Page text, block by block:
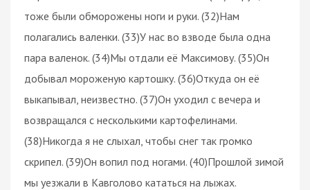
тоже были обморожены ноги и руки. (32)Нам
полагались валенки. (33)У нас во взводе была одна
пара валенок. (34)Мы отдали её Максимову. (35)Он
добывал мороженую картошку. (36)Откуда он её
выкапывал, неизвестно. (37)Он уходил с вечера и
возвращался с несколькими картофелинами.
(38)Никогда я не слыхал, чтобы снег так громко
скрипел. (39)Он вопил под ногами. (40)Прошлой зимой
мы уезжали в Кавголово кататься на лыжах.